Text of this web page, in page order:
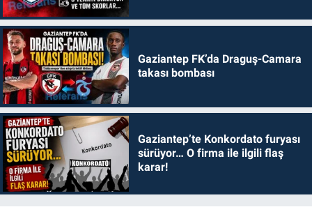
Gaziantep FK’da Draguş-Camara
takası bombası
Gaziantep’te Konkordato furyası
sürüyor… O firma ile ilgili flaş
karar!